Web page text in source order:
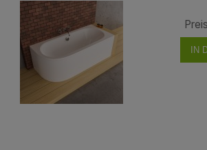
IN